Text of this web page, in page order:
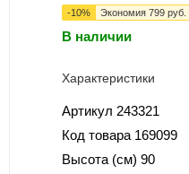
-10% Экономия 799руб.
В наличии
Характеристики
Артикул 243321
Код товара 169099
Высота (см) 90